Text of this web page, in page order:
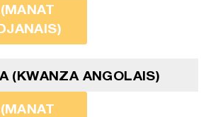
(KWANZA ANGOLAIS)